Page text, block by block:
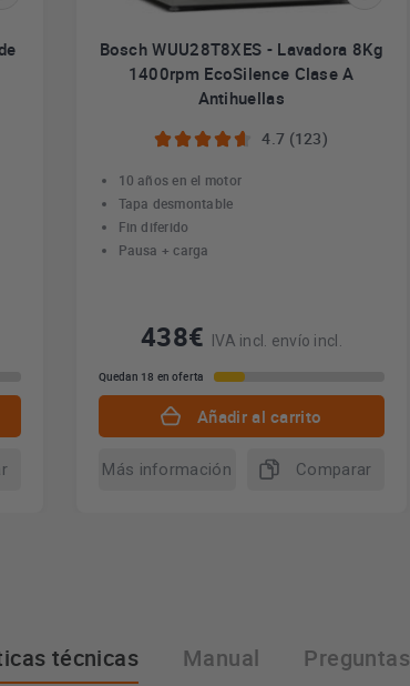
Bosch WUU28T8XES - Lavadora 8Kg
1400rpm EcoSilence Clase A
Antihuellas
4.7 (123)
10 años en el motor
Tapa desmontable
Fin diferido
Pausa + carga
438€ IVA incl. envío incl.
Quedan 18 en oferta
Añadir al carrito
Más información Comparar
técnicas Manual